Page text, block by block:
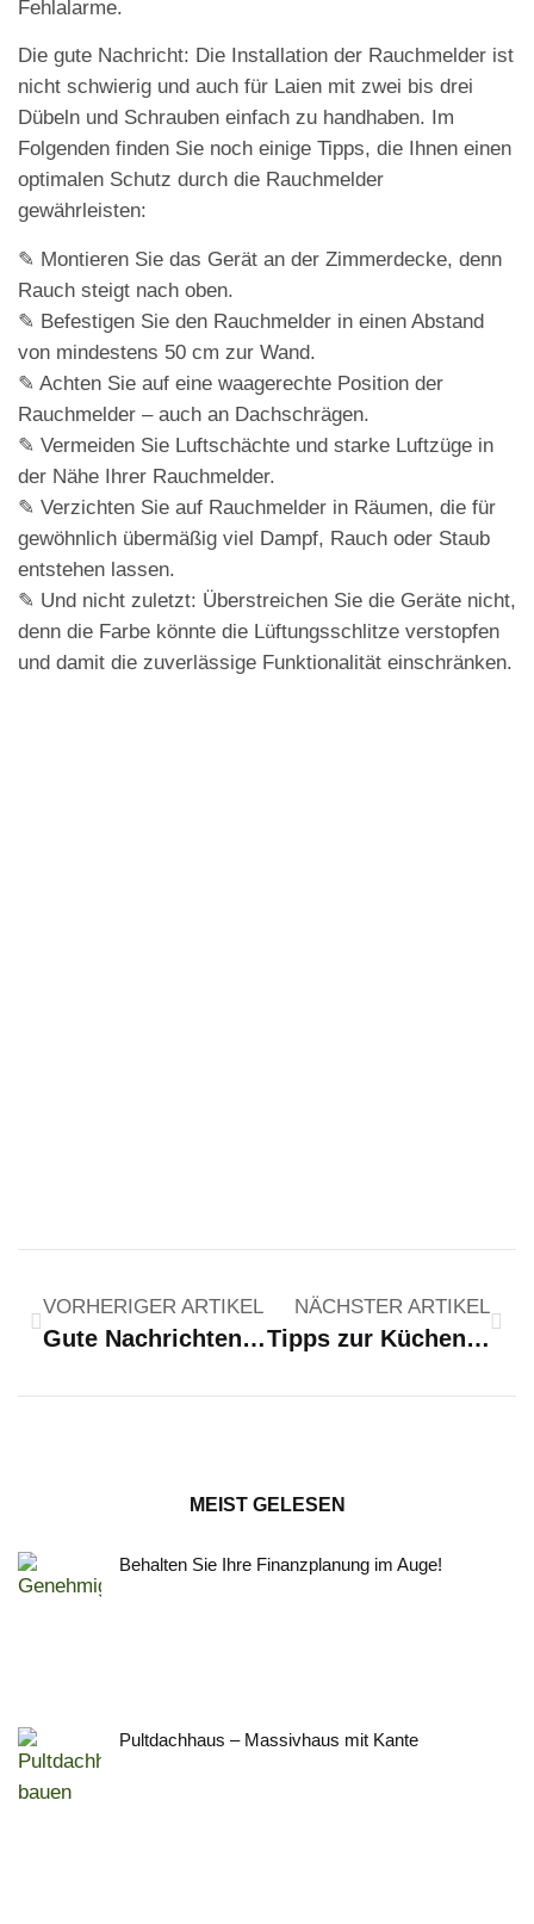
Fehlalarme.
Die gute Nachricht: Die Installation der Rauchmelder ist
nicht schwierig und auch für Laien mit zwei bis drei
Dübeln und Schrauben einfach zu handhaben. Im
Folgenden finden Sie noch einige Tipps, die Ihnen einen
optimalen Schutz durch die Rauchmelder
gewährleisten:
✎ Montieren Sie das Gerät an der Zimmerdecke, denn
Rauch steigt nach oben.
✎ Befestigen Sie den Rauchmelder in einen Abstand
von mindestens 50 cm zur Wand.
✎ Achten Sie auf eine waagerechte Position der
Rauchmelder – auch an Dachschrägen.
✎ Vermeiden Sie Luftschächte und starke Luftzüge in
der Nähe Ihrer Rauchmelder.
✎ Verzichten Sie auf Rauchmelder in Räumen, die für
gewöhnlich übermäßig viel Dampf, Rauch oder Staub
entstehen lassen.
✎ Und nicht zuletzt: Überstreichen Sie die Geräte nicht,
denn die Farbe könnte die Lüftungsschlitze verstopfen
und damit die zuverlässige Funktionalität einschränken.
VORHERIGER ARTIKEL
Gute Nachrichten zum August 2015: Die KfW Bank erhöht die Fördermittel
NÄCHSTER ARTIKEL
Tipps zur Küchenplanung
MEIST GELESEN
Behalten Sie Ihre Finanzplanung im Auge!
Pultdachhaus – Massivhaus mit Kante